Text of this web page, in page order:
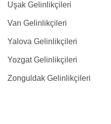
Uşak Gelinlikçileri
Van Gelinlikçileri
Yalova Gelinlikçileri
Yozgat Gelinlikçileri
Zonguldak Gelinlikçileri